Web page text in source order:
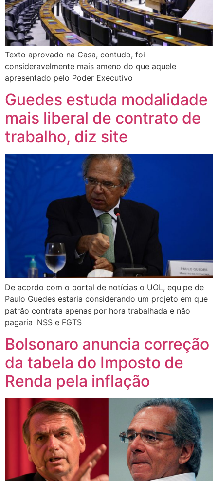
Texto aprovado na Casa, contudo, foi
consideravelmente mais ameno do que aquele
apresentado pelo Poder Executivo
Guedes estuda modalidade
mais liberal de contrato de
trabalho, diz site
De acordo com o portal de notícias o UOL, equipe de
Paulo Guedes estaria considerando um projeto em que
patrão contrata apenas por hora trabalhada e não
pagaria INSS e FGTS
Bolsonaro anuncia correção
da tabela do Imposto de
Renda pela inflação